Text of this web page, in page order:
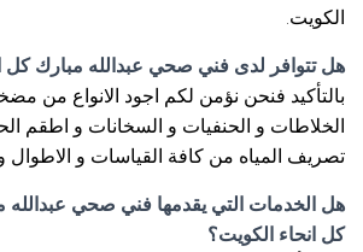
الكويت.
هل تتوافر لدى فني صحي عبدالله مبارك كل
بالتأكيد فنحن نؤمن لكم اجود الانواع من
الخلاطات و الحنفيات و السخانات و اطقم
تصريف المياه من كافة القياسات و الاطوال
هل الخدمات التي يقدمها فني صحي عبدالله
كل انحاء الكويت؟